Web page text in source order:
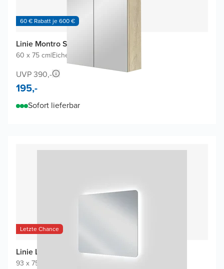
60 € Rabatt je 600 €
Linie Montro Spiegelschrank
60 x 75 cm|Eiche Natur
UVP 390,-
195,-
Sofort lieferbar
Letzte Chance
Linie Lux Badspiegel
93 x 75 cm